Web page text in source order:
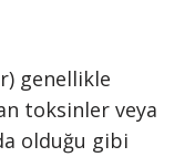
genellikle
toksinler veya
olduğu gibi